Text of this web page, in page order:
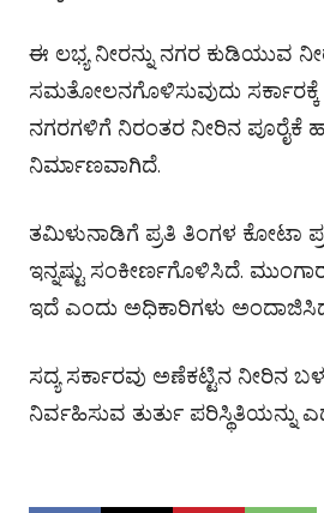
ಈ ಲಭ್ಯ ನೀರನ್ನು ನಗರ ಕುಡಿಯುವ
ಸಮತೋಲನಗೊಳಿಸುವುದು
ನಗರಗಳಿಗೆ ನಿರಂತರ ನೀರಿನ ಪೂರೈಕೆ
ನಿರ್ಮಾಣವಾಗಿದೆ.
ತಮಿಳುನಾಡಿಗೆ ಪ್ರತಿ ತಿಂಗಳ ಕೋಟಾ
ಇನ್ನಷ್ಟು ಸಂಕೀರ್ಣಗೊಳಿಸಿದೆ.
ಇದೆ ಎಂದು ಅಧಿಕಾರಿಗಳು
ಸದ್ಯ ಸರ್ಕಾರವು ಅಣೆಕಟ್ಟಿನ ನೀರಿನ
ನಿರ್ವಹಿಸುವ ತುರ್ತು ಪರಿಸ್ಥಿತಿಯನ್ನು